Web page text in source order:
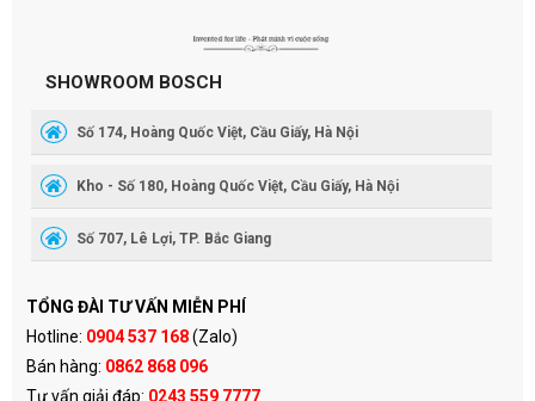
SHOWROOM BOSCH
Số 174, Hoàng Quốc Việt, Cầu Giấy, Hà Nội
Kho - Số 180, Hoàng Quốc Việt, Cầu Giấy, Hà Nội
Số 707, Lê Lợi, TP. Bắc Giang
TỔNG ĐÀI TƯ VẤN MIỄN PHÍ
Hotline: 0904 537 168(Zalo)
Bán hàng: 0862 868 096
Tư vấn giải đáp: 0243 559 7777